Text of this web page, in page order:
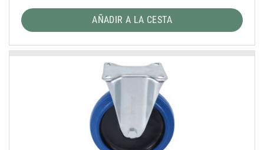
AÑADIR A LA CESTA